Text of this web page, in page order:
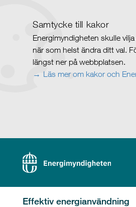
Samtycke till kakor
Energimyndigheten skulle
när som helst ändra ditt val.
längst ner på webbplatsen.
Läs mer om kakor och
Effektiv energianvändning